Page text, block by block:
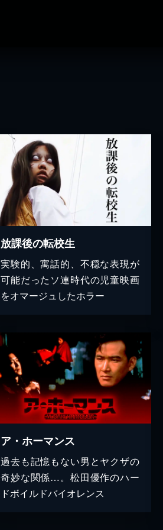
放課後の転校生
実験的、寓話的、不穏な表現が
可能だったソ連時代の児童映画
をオマージュしたホラー
ア・ホーマンス
過去も記憶もない男とヤクザの
奇妙な関係…。松田優作のハー
ドボイルドバイオレンス